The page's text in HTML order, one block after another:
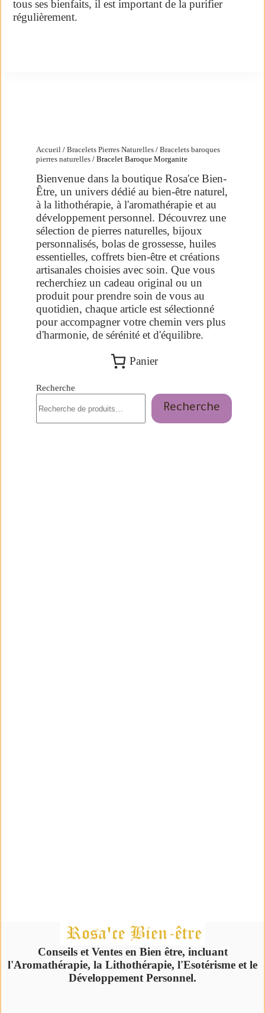
tous ses bienfaits, il est important de la purifier
régulièrement.
Accueil / Bracelets Pierres Naturelles / Bracelets baroques
pierres naturelles / Bracelet Baroque Morganite
Bienvenue dans la boutique Rosa'ce Bien-
Être, un univers dédié au bien-être naturel,
à la lithothérapie, à l'aromathérapie et au
développement personnel. Découvrez une
sélection de pierres naturelles, bijoux
personnalisés, bolas de grossesse, huiles
essentielles, coffrets bien-être et créations
artisanales choisies avec soin. Que vous
recherchiez un cadeau original ou un
produit pour prendre soin de vous au
quotidien, chaque article est sélectionné
pour accompagner votre chemin vers plus
d'harmonie, de sérénité et d'équilibre.
Panier
Recherche
Recherche
Conseils et Ventes en Bien être, incluant
l'Aromathérapie, la Lithothérapie, l'Esotérisme et le
Développement Personnel.